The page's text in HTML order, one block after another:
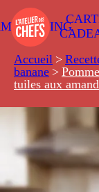
Accueil >
banane >
tuiles aux